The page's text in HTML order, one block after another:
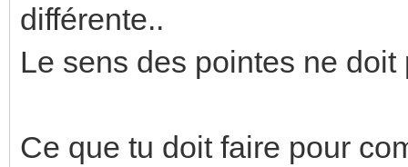
différente..
Le sens des pointes ne
Ce que tu doit faire pour